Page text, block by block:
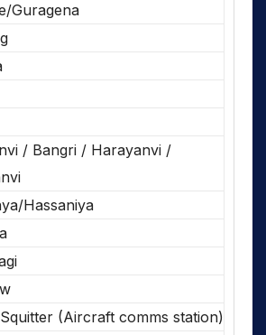
Guragena
/ Bangri / Harayanvi /
Hassaniya
(Aircraft comms station)